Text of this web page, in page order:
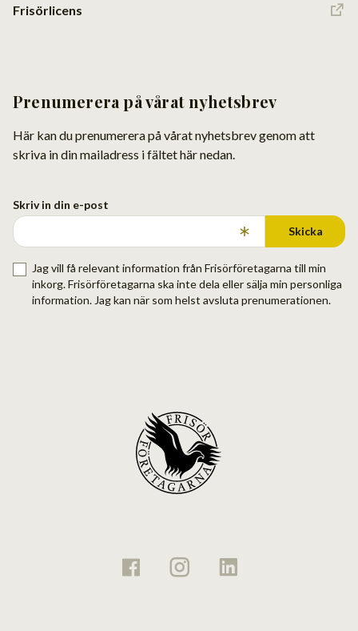
Frisörlicens
Prenumerera på vårat nyhetsbrev
Här kan du prenumerera på vårat nyhetsbrev genom att
skriva in din mailadress i fältet här nedan.
Skriv in din e-post
Skicka
Jag vill få relevant information från Frisörföretagarna till min
inkorg. Frisörföretagarna ska inte dela eller sälja min personliga
information. Jag kan när som helst avsluta prenumerationen.